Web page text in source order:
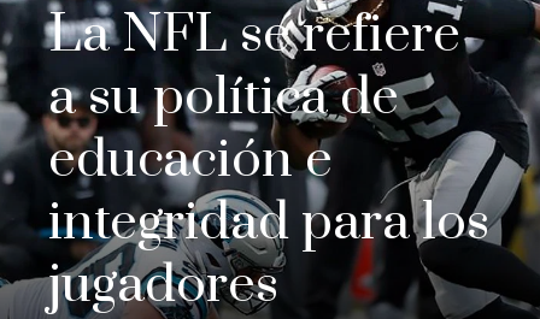
La NFL se refiere
a su política de
educación e
integridad para los
jugadores